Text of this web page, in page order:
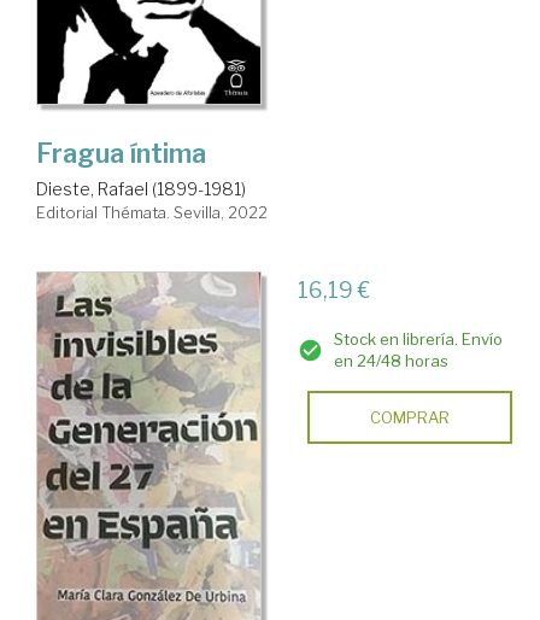
Fragua íntima
Dieste, Rafael (1899-1981)
Editorial Thémata. Sevilla, 2022
16,19 €
Stock en librería. Envío
en 24/48 horas
COMPRAR